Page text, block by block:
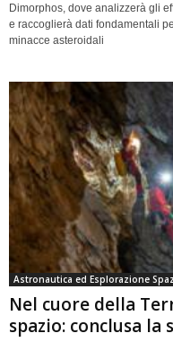
Dimorphos, dove analizzerà gli
e raccoglierà dati fondamentali
minacce asteroidali
Astronautica ed Esplorazione
Nel cuore della
spazio: conclusa la